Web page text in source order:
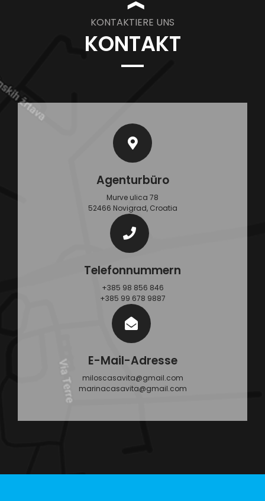
❱
KONTAKTIERE UNS
KONTAKT
Agenturbüro
Murve ulica 78
52466 Novigrad, Croatia
Telefonnummern
+385 98 856 846
+385 99 678 9887
E-Mail-Adresse
miloscasavita@gmail.com
marinacasavita@gmail.com